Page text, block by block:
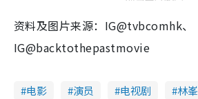
资料及图片来源：IG@tvbcomhk、
IG@backtothepastmovie
电影 演员 电视剧 林峯